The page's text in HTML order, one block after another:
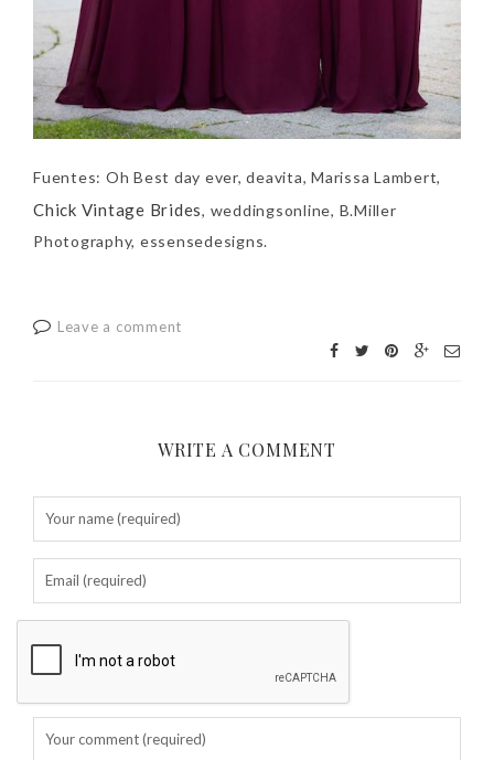
Fuentes: Oh Best day ever, deavita, Marissa Lambert,
Chick Vintage Brides, weddingsonline, B.Miller
Photography, essensedesigns.
Leave a comment
WRITE A COMMENT